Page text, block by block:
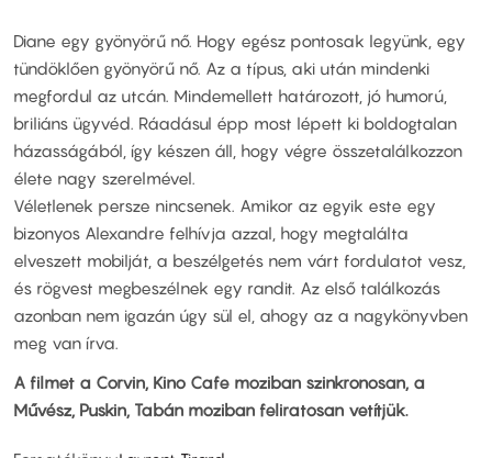
Diane egy gyönyörű nő. Hogy egész pontosak legyünk, egy
tündöklően gyönyörű nő. Az a típus, aki után mindenki
megfordul az utcán. Mindemellett határozott, jó humorú,
briliáns ügyvéd. Ráadásul épp most lépett ki boldogtalan
házasságából, így készen áll, hogy végre összetalálkozzon
élete nagy szerelmével.
Véletlenek persze nincsenek. Amikor az egyik este egy
bizonyos Alexandre felhívja azzal, hogy megtalálta
elveszett mobilját, a beszélgetés nem várt fordulatot vesz,
és rögvest megbeszélnek egy randit. Az első találkozás
azonban nem igazán úgy sül el, ahogy az a nagykönyvben
meg van írva.
A filmet a Corvin, Kino Cafe moziban szinkronosan, a
Művész, Puskin, Tabán moziban feliratosan vetítjük.